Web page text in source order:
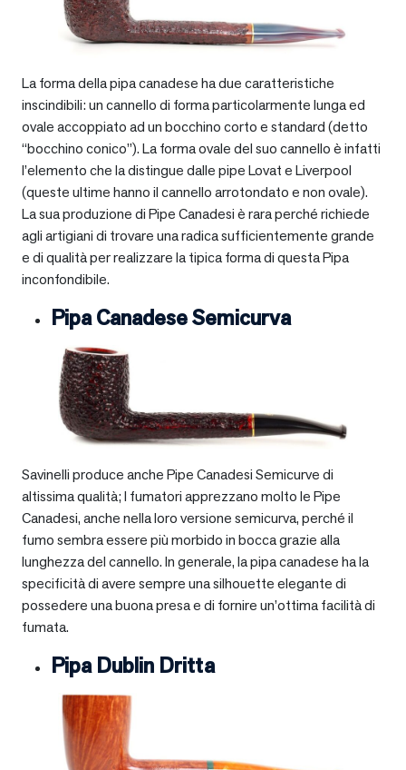
La forma della pipa canadese ha due caratteristiche
inscindibili: un cannello di forma particolarmente lunga ed
ovale accoppiato ad un bocchino corto e standard (detto
“bocchino conico”). La forma ovale del suo cannello è infatti
l’elemento che la distingue dalle pipe Lovat e Liverpool
(queste ultime hanno il cannello arrotondato e non ovale).
La sua produzione di Pipe Canadesi è rara perché richiede
agli artigiani di trovare una radica sufficientemente grande
e di qualità per realizzare la tipica forma di questa Pipa
inconfondibile.
Pipa Canadese Semicurva
Savinelli produce anche Pipe Canadesi Semicurve di
altissima qualità; I fumatori apprezzano molto le Pipe
Canadesi, anche nella loro versione semicurva, perché il
fumo sembra essere più morbido in bocca grazie alla
lunghezza del cannello. In generale, la pipa canadese ha la
specificità di avere sempre una silhouette elegante di
possedere una buona presa e di fornire un’ottima facilità di
fumata.
Pipa Dublin Dritta